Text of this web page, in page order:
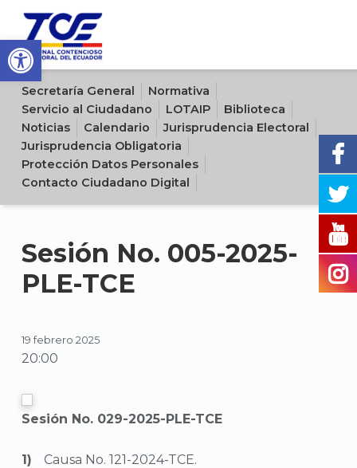
Open toolbar
Sitio oficial del Tribunal Contencioso Electoral del Ecuador
Secretaría General
Normativa
Servicio al Ciudadano
LOTAIP
Biblioteca
Noticias
Calendario
Jurisprudencia Electoral
Jurisprudencia Obligatoria
Protección Datos Personales
Contacto Ciudadano Digital
Sesión No. 005-2025-
PLE-TCE
19 febrero 2025
20:00
Sesión No. 029-2025-PLE-TCE
Causa No. 121-2024-TCE.